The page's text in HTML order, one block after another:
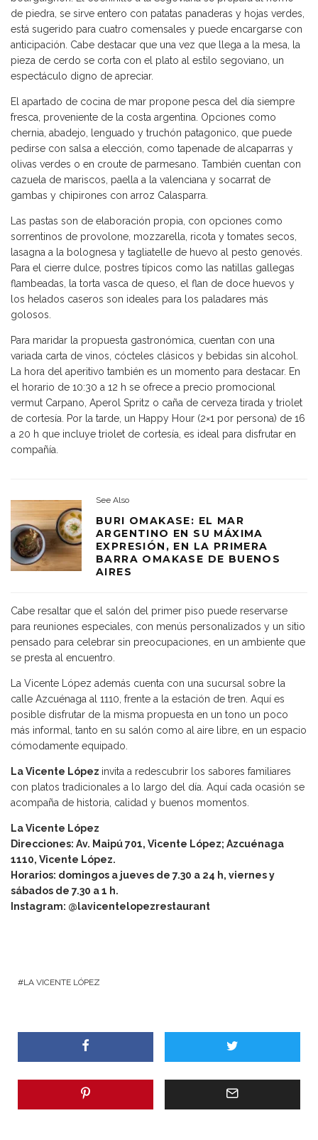
de piedra, se sirve entero con patatas panaderas y hojas verdes,
está sugerido para cuatro comensales y puede encargarse con
anticipación. Cabe destacar que una vez que llega a la mesa, la
pieza de cerdo se corta con el plato al estilo segoviano, un
espectáculo digno de apreciar.
El apartado de cocina de mar propone pesca del día siempre
fresca, proveniente de la costa argentina. Opciones como
chernia, abadejo, lenguado y truchón patagonico, que puede
pedirse con salsa a elección, como tapenade de alcaparras y
olivas verdes o en croute de parmesano. También cuentan con
cazuela de mariscos, paella a la valenciana y socarrat de
gambas y chipirones con arroz Calasparra.
Las pastas son de elaboración propia, con opciones como
sorrentinos de provolone, mozzarella, ricota y tomates secos,
lasagna a la bolognesa y tagliatelle de huevo al pesto genovés.
Para el cierre dulce, postres típicos como las natillas gallegas
flambeadas, la torta vasca de queso, el flan de doce huevos y
los helados caseros son ideales para los paladares más
golosos.
Para maridar la propuesta gastronómica, cuentan con una
variada carta de vinos, cócteles clásicos y bebidas sin alcohol.
La hora del aperitivo también es un momento para destacar. En
el horario de 10:30 a 12 h se ofrece a precio promocional
vermut Carpano, Aperol Spritz o caña de cerveza tirada y triolet
de cortesía. Por la tarde, un Happy Hour (2×1 por persona) de 16
a 20 h que incluye triolet de cortesía, es ideal para disfrutar en
compañía.
See Also
BURI OMAKASE: EL MAR
ARGENTINO EN SU MÁXIMA
EXPRESIÓN, EN LA PRIMERA
BARRA OMAKASE DE BUENOS
AIRES
Cabe resaltar que el salón del primer piso puede reservarse
para reuniones especiales, con menús personalizados y un sitio
pensado para celebrar sin preocupaciones, en un ambiente que
se presta al encuentro.
La Vicente López además cuenta con una sucursal sobre la
calle Azcuénaga al 1110, frente a la estación de tren. Aquí es
posible disfrutar de la misma propuesta en un tono un poco
más informal, tanto en su salón como al aire libre, en un espacio
cómodamente equipado.
La Vicente López invita a redescubrir los sabores familiares
con platos tradicionales a lo largo del día. Aquí cada ocasión se
acompaña de historia, calidad y buenos momentos.
La Vicente López
Direcciones: Av. Maipú 701, Vicente López; Azcuénaga
1110, Vicente López.
Horarios: domingos a jueves de 7.30 a 24 h, viernes y
sábados de 7.30 a 1 h.
Instagram: @lavicentelopezrestaurant
LA VICENTE LÓPEZ